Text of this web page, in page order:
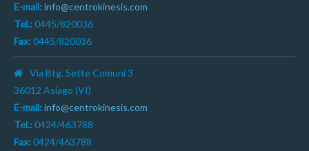
E-mail: info@centrokinesis.com
Tel.: 0445/820036
Fax: 0445/820036
Via Btg. Sette Comuni 3
36012 Asiago (VI)
E-mail: info@centrokinesis.com
Tel.: 0424/463788
Fax: 0424/463788